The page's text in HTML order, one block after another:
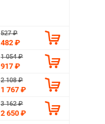
527 ₽
482 ₽
1 054 ₽
917 ₽
2 108 ₽
1 767 ₽
3 162 ₽
2 650 ₽